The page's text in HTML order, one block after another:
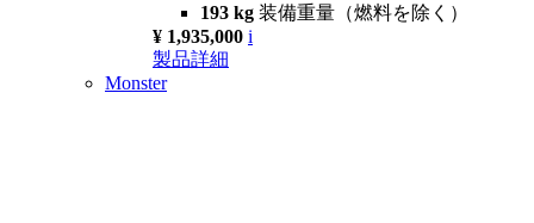
193 kg 装備重量（燃料を除く）
¥ 1,935,000 i
製品詳細
Monster